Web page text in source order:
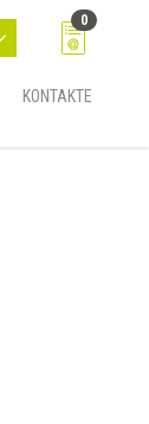
0
KONTAKTE